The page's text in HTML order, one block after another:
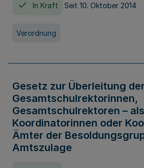
In Kraft Seit 10. Oktober 2014
Verordnung
Gesetz zur Überleitung der
Gesamtschulrektorinnen,
Gesamtschulrektoren – als
Koordinatorinnen oder
Ämter der
Amtszulage